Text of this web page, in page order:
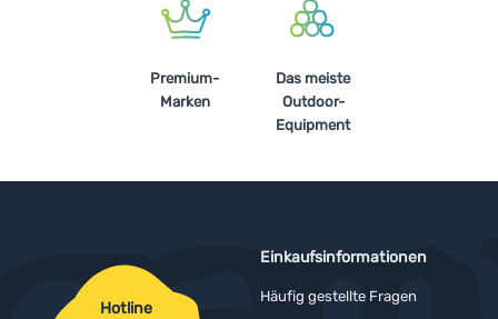
Premium-
Marken
Das meiste
Outdoor-
Equipment
Einkaufsinformationen
Häufig gestellte Fragen
Hotline